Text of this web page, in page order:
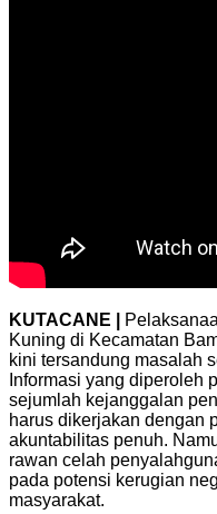
KUTACANE |
Kuning di Kecamatan
kini tersandung masalah
Informasi yang diperoleh
sejumlah kejanggalan
harus dikerjakan dengan
akuntabilitas penuh.
rawan celah
pada potensi kerugian
masyarakat.